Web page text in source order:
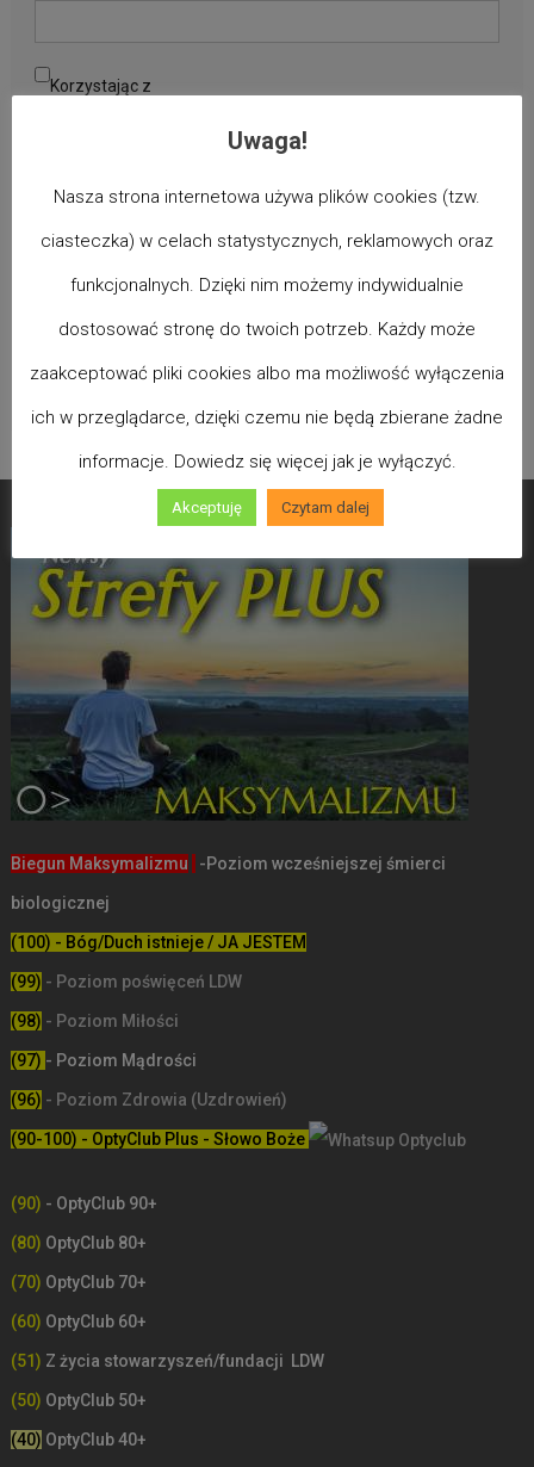
Korzystając z
przechowywanie i
przetwarzanie
twoich danych
przez tę witrynę.*
Biegun Maksymalizmu -Poziom wcześniejszej śmierci
biologicznej
(100) - Bóg/Duch istnieje / JA JESTEM
(99) - Poziom poświęceń LDW
(98) - Poziom Miłości
(97) - Poziom Mądrości
(96) - Poziom Zdrowia (Uzdrowień)
(90-100) - OptyClub Plus - Słowo Boże
(90) - OptyClub 90+
(80) OptyClub 80+
(70) OptyClub 70+
(60) OptyClub 60+
(51) Z życia stowarzyszeń/fundacji LDW
(50) OptyClub 50+
(40) OptyClub 40+
Uwaga!
Nasza strona internetowa używa plików cookies (tzw.
ciasteczka) w celach statystycznych, reklamowych oraz
funkcjonalnych. Dzięki nim możemy indywidualnie
dostosować stronę do twoich potrzeb. Każdy może
zaakceptować pliki cookies albo ma możliwość wyłączenia
ich w przeglądarce, dzięki czemu nie będą zbierane żadne
informacje. Dowiedz się więcej jak je wyłączyć.
Akceptuję Czytam dalej